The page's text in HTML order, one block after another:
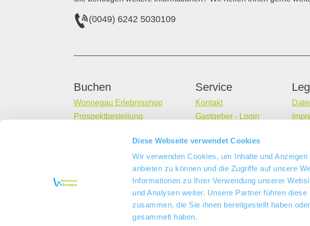
Diese Webseite verwendet Cookies
Wir verwenden Cookies, um Inhalte und
anbieten zu können und die Zugriffe auf unsere
Informationen zu Ihrer Verwendung unserer
und Analysen weiter. Unsere Partner führen
zusammen, die Sie ihnen bereitgestellt haben
gesammelt haben.
(0049) 6242 5030109
Buchen
Wonnegau Erlebnisshop
Prospektbestellung
Service
Kontakt
Gastgeber - Login